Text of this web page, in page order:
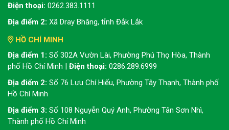
Điện thoại: 0262.383.1111
Địa điểm 2: Xã Dray Bhăng, tỉnh Đắk Lắk
HỒ CHÍ MINH
Địa điểm 1: Số 302A Vườn Lài, Phường Phú Thọ Hòa, Thành
phố Hồ Chí Minh | Điện thoại: 0286.289.6999
Địa điểm 2: Số 76 Lưu Chí Hiếu, Phường Tây Thạnh, Thành phố
Hồ Chí Minh
Địa điểm 3: Số 108 Nguyễn Quý Anh, Phường Tân Sơn Nhì,
Thành phố Hồ Chí Minh